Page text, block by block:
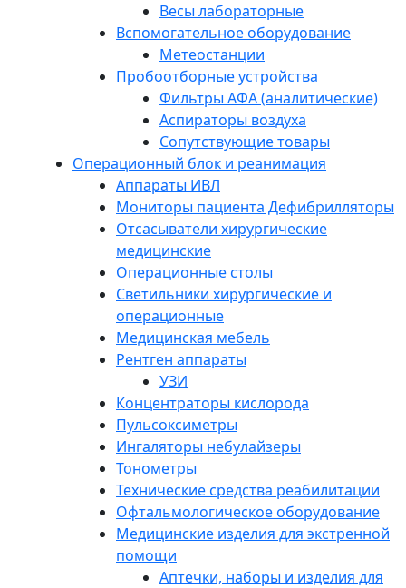
Весы лабораторные
Вспомогательное оборудование
Метеостанции
Пробоотборные устройства
Фильтры АФА (аналитические)
Аспираторы воздуха
Сопутствующие товары
Операционный блок и реанимация
Аппараты ИВЛ
Мониторы пациента Дефибрилляторы
Отсасыватели хирургические
медицинские
Операционные столы
Светильники хирургические и
операционные
Медицинская мебель
Рентген аппараты
УЗИ
Концентраторы кислорода
Пульсоксиметры
Ингаляторы небулайзеры
Тонометры
Технические средства реабилитации
Офтальмологическое оборудование
Медицинские изделия для экстренной
помощи
Аптечки, наборы и изделия для